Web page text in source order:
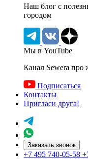
Наш блог c
городом
Мы в YouTube
Канал Sewera про
Подписаться
Контакты
Пригласи друга!
Заказать звонок
+7 495 740-05-58